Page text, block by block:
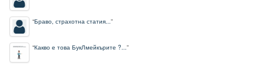
“Браво, страхотна статия...”
“Какво е това БукЛмейкърите ?...”